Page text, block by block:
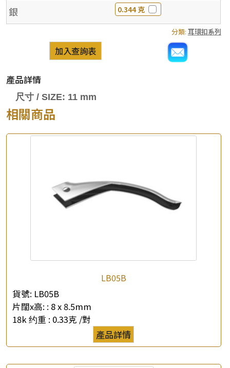
銀 0.344 克
分類: 耳環扣系列
加入查詢表
產品詳情
尺寸 / SIZE: 11 mm
相關商品
LB05B
貨號: LB05B
片闊x高: : 8 x 8.5mm
18k 约重 : 0.33克 /對
產品詳情